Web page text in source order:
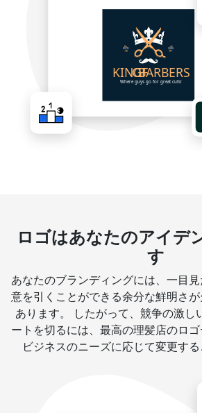
ロゴはあなたのアイデ
す
あなたのブランディングには、一目
意を引くことができる余分な鮮明さ
あります。 したがって、競争の激し
ートを切るには、最高の理髪店のロゴ
ビジネスのニーズに応じて変更する